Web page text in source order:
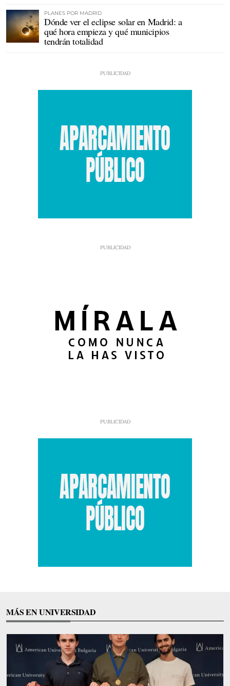
PLANES POR MADRID
Dónde ver el eclipse solar en Madrid: a
qué hora empieza y qué municipios
tendrán totalidad
MÁS EN UNIVERSIDAD